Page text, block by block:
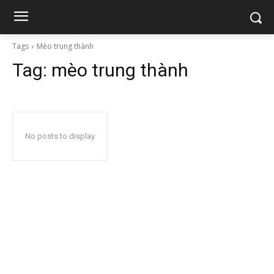
Tags Mèo trung thành
Tag: mèo trung thành
No posts to display